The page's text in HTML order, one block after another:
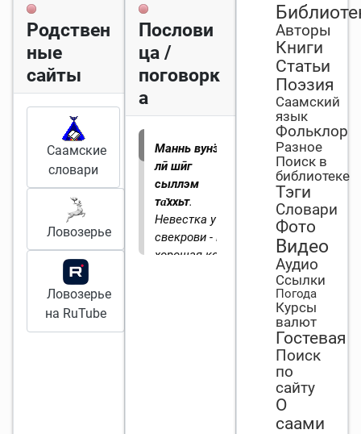
Родствен
ные
сайты
Саамские
словари
Ловозерье
Ловозерье
на RuTube
Послови
ца /
поговорк
а
Маннь вунӭсьт
лӣ шӣг
сыллэм
та̄ххьт.
Невестка у
свекрови - как
хорошая кость
Авторы
Книги
Статьи
Поэзия
Саамский
язык
Фольклор
Разное
Поиск в
библиотеке
Тэги
Словари
Фото
Видео
Аудио
Ссылки
Погода
Курсы
валют
Гостевая
Поиск
по
сайту
О
саами